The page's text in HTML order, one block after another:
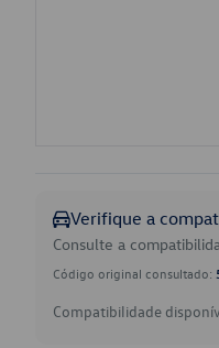
Verifique a
Consulte a
Código original consultado:
Compatibilidade